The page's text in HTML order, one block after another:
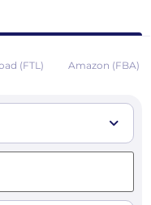
(FTL) Amazon (FBA)